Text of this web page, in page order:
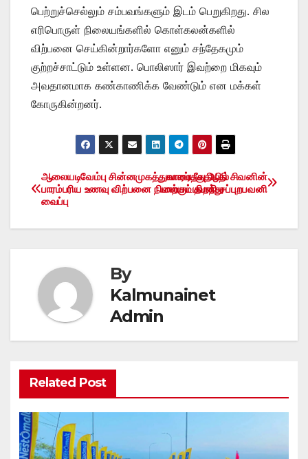
பெற்றுச்செல்லும் சம்பவங்களும் இடம் பெறுகிறது. சில
எரிபொருள் நிலையங்களில் கொள்கலன்களில்
விற்பனை செய்கின்றார்களோ எனும் சந்தேகமும்
குற்றச்சாட்டும் உள்ளன. பொலிஸார் இவற்றை மிகவும்
அவதானமாக கண்காணிக்க வேண்டும் என மக்கள்
கோருகின்றனர்.
Post
navigation
காரைதீவு ஆதி சிவனின்
பாற்குடபவனி சப்புறபவனி
ஆலையடிவேம்பு சின்னமுகத்துவாரப்பகுதியில்
பாரம்பரிய உணவு விற்பனை நிலையம் திறந்து
வைப்பு
By
Kalmunainet
Admin
Related Post